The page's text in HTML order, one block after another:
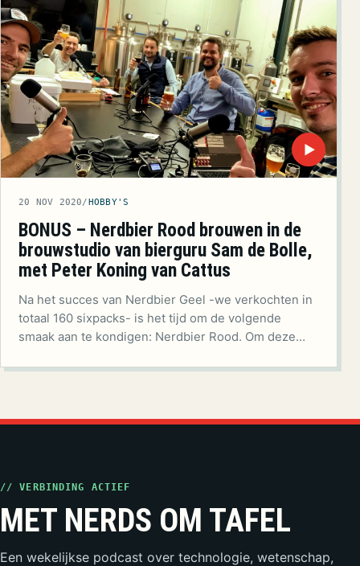
▶
20 NOV 2020/ HOBBY'S
BONUS – Nerdbier Rood brouwen in de
brouwstudio van bierguru Sam de Bolle,
met Peter Koning van Cattus
Na het succes van Nerdbier Geel -we verkochten in
totaal 160 sixpacks- is het tijd om de volgende
smaak aan te kondigen: Nerdbier Rood. Om deze…
// VERBINDING ACTIEF
MET NERDS OM TAFEL
Een wekelijkse podcast over technologie, wetenschap,